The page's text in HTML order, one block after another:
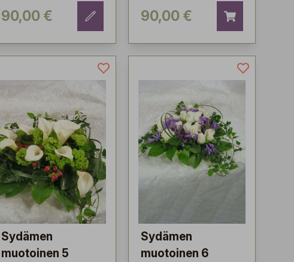
90,00 € 90,00 €
Sydämen
muotoinen 5
Sydämen
muotoinen 6